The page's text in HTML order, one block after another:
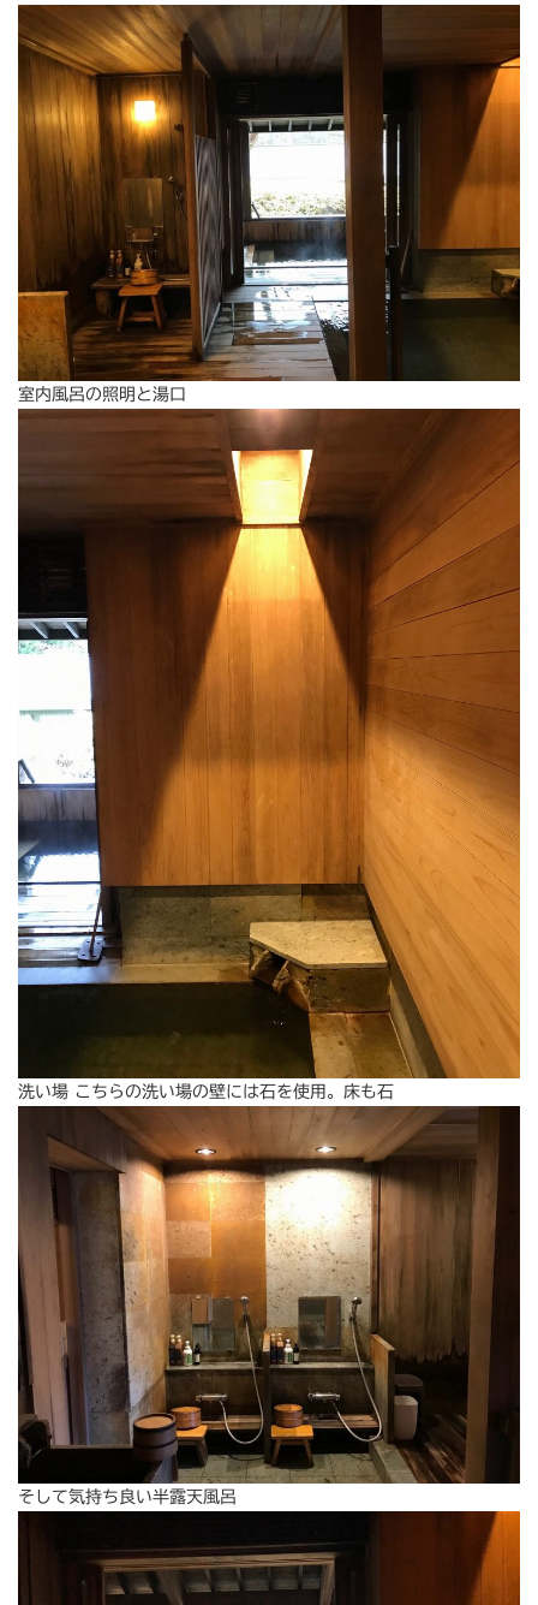
室内風呂の照明と湯口
洗い場 こちらの洗い場の壁には石を使用。床も石
そして気持ち良い半露天風呂